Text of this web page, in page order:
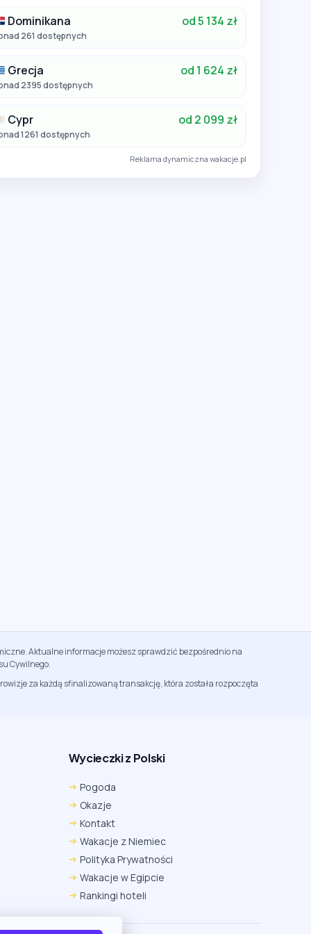
Dominikana od 5 134 zł
261 dostępnych
Grecja od 1 624 zł
2395 dostępnych
Cypr od 2 099 zł
1261 dostępnych
Reklama dynamiczna wakacje.pl
Aktualne informacje możesz sprawdzić bezpośrednio na
Cywilnego.
za każdą sfinalizowaną transakcję, która została rozpoczęta
Wycieczki z Polski
Pogoda
Okazje
Kontakt
Wakacje z Niemiec
Polityka Prywatności
Wakacje w Egipcie
Rankingi hoteli
Edge
Ustawienia → Prywatność i bezpieczeństwo → Pliki
cookie innych firm → ustaw „Zezwalaj”.
Na czas rezerwacji nie blokuj cookies i śledzenia dla tej
Na czas rezerwacji nie korzystaj z trybu incognito.